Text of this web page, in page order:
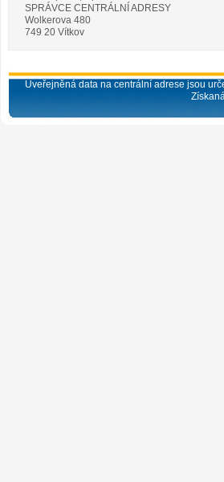
SPRÁVCE CENTRÁLNÍ ADRESY
Wolkerova 480
749 20 Vítkov
Uveřejněná data na centrální adrese jsou